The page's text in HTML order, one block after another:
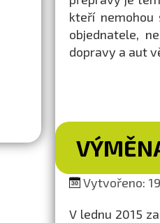
kteří
objednatele,
dopravy a aut
Vytvořeno:
V lednu 2015